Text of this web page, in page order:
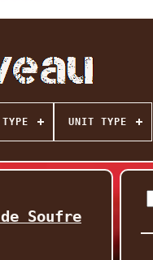
TYPE UNIT TYPE
Soufre